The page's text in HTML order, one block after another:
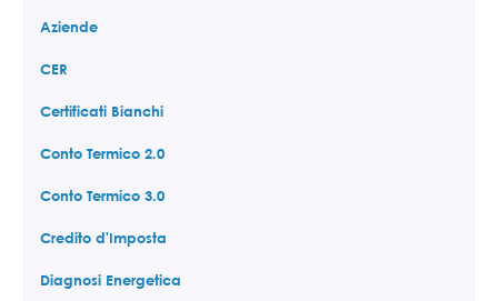
Aziende
CER
Certificati Bianchi
Conto Termico 2.0
Conto Termico 3.0
Credito d'Imposta
Diagnosi Energetica